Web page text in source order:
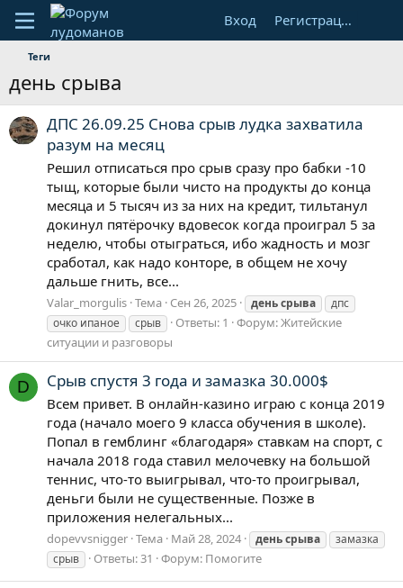
Вход Регистрация
Теги
день срыва
ДПС 26.09.25 Снова срыв лудка захватила
разум на месяц
Решил отписаться про срыв сразу про бабки -10
тыщ, которые были чисто на продукты до конца
месяца и 5 тысяч из за них на кредит, тильтанул
докинул пятёрочку вдовесок когда проиграл 5 за
неделю, чтобы отыграться, ибо жадность и мозг
сработал, как надо конторе, в общем не хочу
дальше гнить, все...
Valar_morgulis Тема Сен 26, 2025 деньсрыва
дпс
очко ипаное
срыв Ответы: 1 Форум:Житейские
ситуации и разговоры
D Срыв спустя 3 года и замазка 30.000$
Всем привет. В онлайн-казино играю с конца 2019
года (начало моего 9 класса обучения в школе).
Попал в гемблинг «благодаря» ставкам на спорт, с
начала 2018 года ставил мелочевку на большой
теннис, что-то выигрывал, что-то проигрывал,
деньги были не существенные. Позже в
приложения нелегальных...
dopevvsnigger Тема Май 28, 2024 деньсрыва
замазка
срыв
Ответы: 31 Форум: Помогите